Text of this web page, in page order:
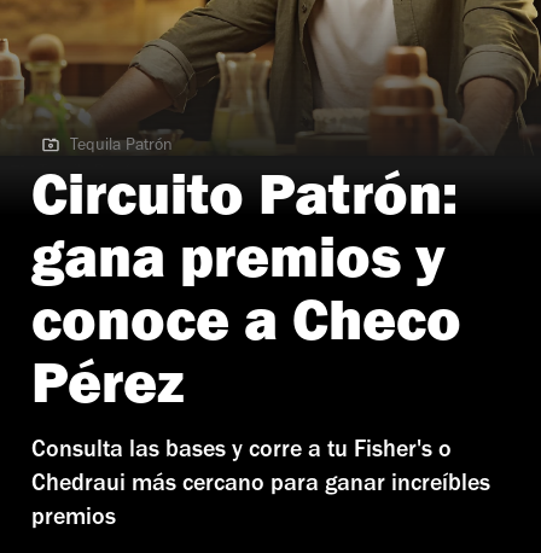
Tequila Patrón
Tequila Patrón
Circuito Patrón:
gana premios y
conoce a Checo
Pérez
Consulta las bases y corre a tu Fisher's o
Chedraui más cercano para ganar increíbles
premios